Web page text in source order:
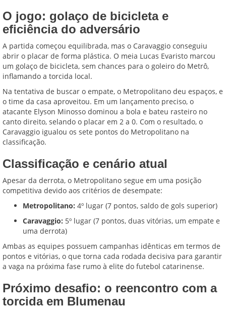
O jogo: golaço de bicicleta e
eficiência do adversário
A partida começou equilibrada, mas o Caravaggio conseguiu
abrir o placar de forma plástica. O meia Lucas Evaristo marcou
um golaço de bicicleta, sem chances para o goleiro do Metrô,
inflamando a torcida local.
Na tentativa de buscar o empate, o Metropolitano deu espaços, e
o time da casa aproveitou. Em um lançamento preciso, o
atacante Elyson Minosso dominou a bola e bateu rasteiro no
canto direito, selando o placar em 2 a 0. Com o resultado, o
Caravaggio igualou os sete pontos do Metropolitano na
classificação.
Classificação e cenário atual
Apesar da derrota, o Metropolitano segue em uma posição
competitiva devido aos critérios de desempate:
Metropolitano: 4º lugar (7 pontos, saldo de gols superior)
Caravaggio: 5º lugar (7 pontos, duas vitórias, um empate e
uma derrota)
Ambas as equipes possuem campanhas idênticas em termos de
pontos e vitórias, o que torna cada rodada decisiva para garantir
a vaga na próxima fase rumo à elite do futebol catarinense.
Próximo desafio: o reencontro com a
torcida em Blumenau